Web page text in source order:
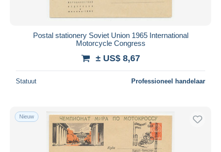
Postal stationery Soviet Union 1965 International
Motorcycle Congress
± US$ 8,67
Statuut Professioneel handelaar
Nieuw